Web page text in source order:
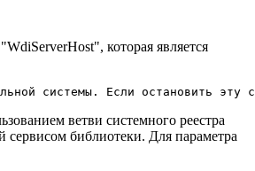
которая является
ветви системного реестра
сервисом библиотеки. Для параметра